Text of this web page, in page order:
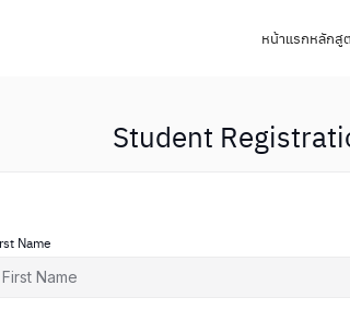
หน้าแรกหลักสู
Student
Name